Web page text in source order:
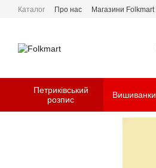
Перейти до основного контенту
Каталог Про нас Магазини Folkmart
Петриківський
розпис
Вишиванки